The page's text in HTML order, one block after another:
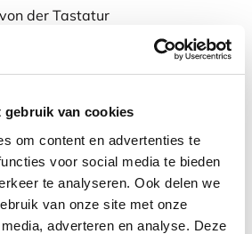
gebruik van cookies
om content en advertenties te
voor social media te bieden
te analyseren. Ook delen we
van onze site met onze
adverteren en analyse. Deze
der Tastatur
Fragen